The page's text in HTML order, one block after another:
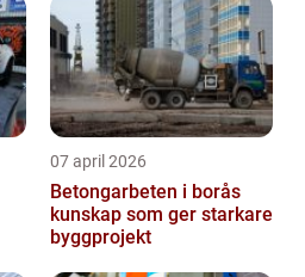
07 april 2026
Betongarbeten i borås
kunskap som ger starkare
byggprojekt